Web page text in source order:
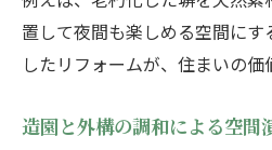
置して夜間も楽しめる空間にす
したリフォームが、住まいの価
造園と外構の調和による空間